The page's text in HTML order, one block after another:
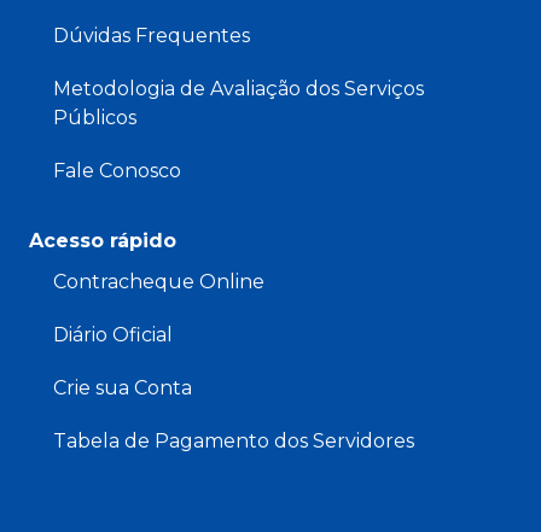
Dúvidas Frequentes
Metodologia de Avaliação dos Serviços
Públicos
Fale Conosco
Acesso rápido
Contracheque Online
Diário Oficial
Crie sua Conta
Tabela de Pagamento dos Servidores